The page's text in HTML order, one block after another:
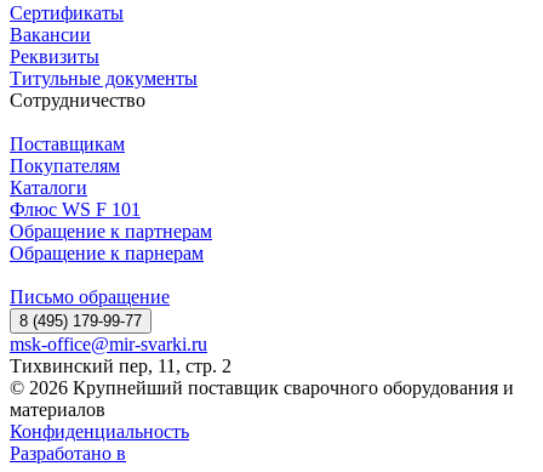
Сертификаты
Вакансии
Реквизиты
Титульные документы
Сотрудничество
Поставщикам
Покупателям
Каталоги
Флюс WS F 101
Обращение к партнерам
Обращение к парнерам
Письмо обращение
8 (495) 179-99-77
msk-office@mir-svarki.ru
Тихвинский пер, 11, стр. 2
© 2026 Крупнейший поставщик сварочного оборудования и
материалов
Конфиденциальность
Разработано в